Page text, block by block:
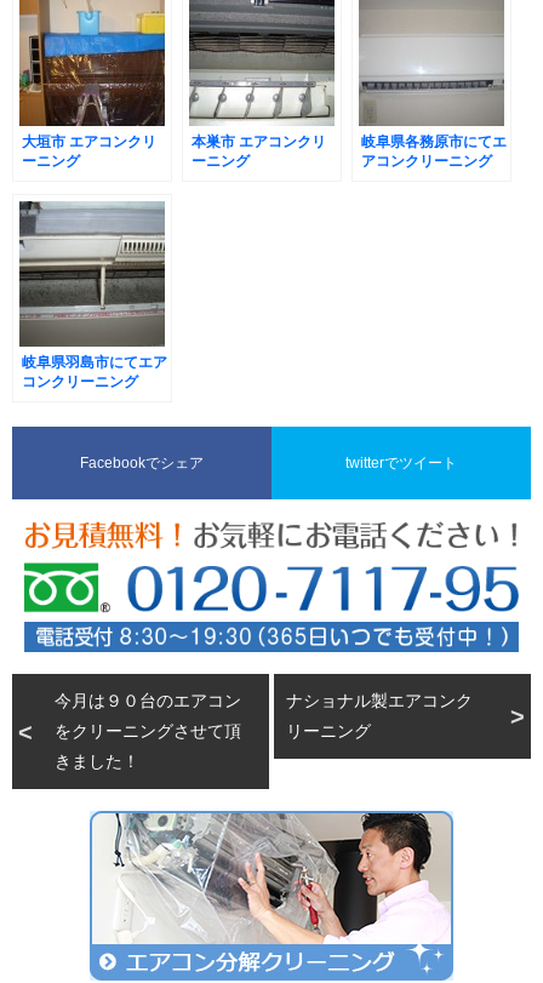
大垣市 エアコンクリ
ーニング
本巣市 エアコンクリ
ーニング
岐阜県各務原市にてエ
アコンクリーニング
岐阜県羽島市にてエア
コンクリーニング
Facebookでシェア twitterでツイート
今月は９０台のエアコン
をクリーニングさせて頂
きました！
ナショナル製エアコンク
リーニング